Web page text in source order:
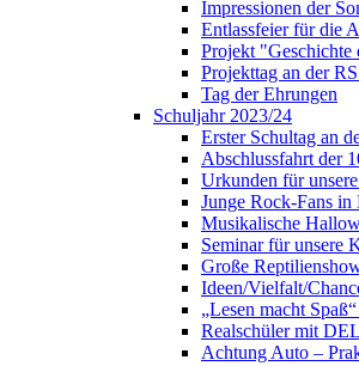
Impressionen der
Entlassfeier für die
Projekt "Geschichte
Projekttag an der
Tag der Ehrungen
Schuljahr 2023/24
Erster Schultag an
Abschlussfahrt der
Urkunden für
Junge Rock-Fans
Musikalische
Seminar für unsere
Große
Ideen/Vielfalt/
„Lesen macht
Realschüler mit
Achtung Auto –